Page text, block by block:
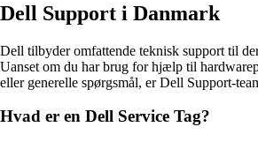
Dell Support i Danmark
Dell tilbyder omfattende teknisk support til
Uanset om du har brug for hjælp til
eller generelle spørgsmål, er Dell Support-
Hvad er en Dell Service Tag?